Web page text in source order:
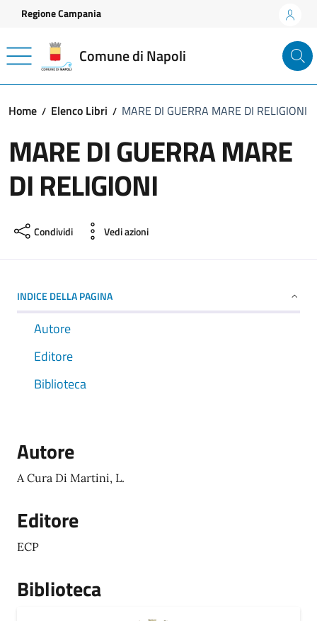
Vai ai contenuti
Vai al footer
Regione Campania
Comune di Napoli
Home Elenco Libri MARE DI GUERRA MARE DI RELIGIONI
MARE DI GUERRA MARE
DI RELIGIONI
Condividi Vedi azioni
INDICE DELLA PAGINA
Autore
Editore
Biblioteca
Autore
A Cura Di Martini, L.
Editore
ECP
Biblioteca